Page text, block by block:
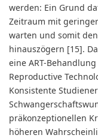
werden: Ein Grund
Zeitraum mit
warten und somit
hinauszögern [15].
eine ART-
Reproductive
Konsistente
präkonzeptionellen
höheren